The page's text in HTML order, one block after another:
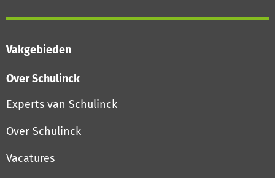
Vakgebieden
Over Schulinck
Experts van Schulinck
Over Schulinck
Vacatures